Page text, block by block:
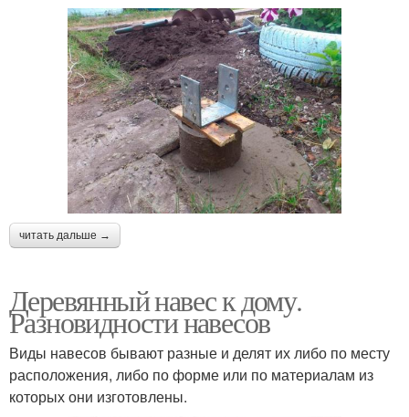
читать дальше →
Деревянный навес к дому.
Разновидности навесов
Виды навесов бывают разные и делят их либо по месту
расположения, либо по форме или по материалам из
которых они изготовлены.